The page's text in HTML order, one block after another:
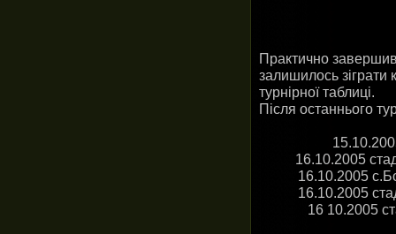
Практично
залишилось зіграти
турнірної таблиці.
Після останнього
16.10.2005
16.10.2005
16.10.2005
16 10.2005